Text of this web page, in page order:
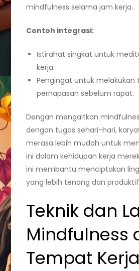
mindfulness selama jam kerja.
Contoh integrasi:
Istirahat singkat untuk
kerja.
Pengingat untuk melakukan
pernapasan sebelum rapat.
Dengan mengaitkan
dengan tugas sehari-hari,
merasa lebih mudah untuk
ini dalam kehidupan kerja
ini membantu menciptakan
yang lebih tenang dan
Teknik dan
Mindfulness
Tempat Kerja